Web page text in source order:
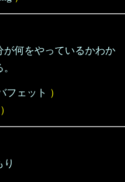
が何をやっているかわか
フェット ）
）